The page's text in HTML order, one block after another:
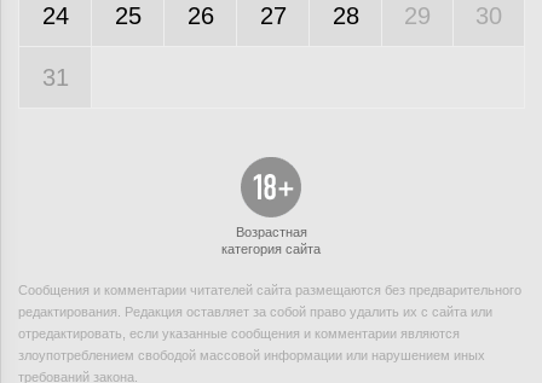
24 25 26 27 28 29 30
31
Возрастная
категория сайта
Сообщения и комментарии читателей сайта размещаются без предварительного
редактирования. Редакция оставляет за собой право удалить их с сайта или
отредактировать, если указанные сообщения и комментарии являются
злоупотреблением свободой массовой информации или нарушением иных
требований закона.